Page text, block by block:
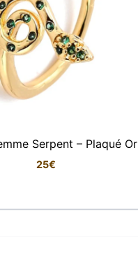
Serpent – Plaqué Or
25€